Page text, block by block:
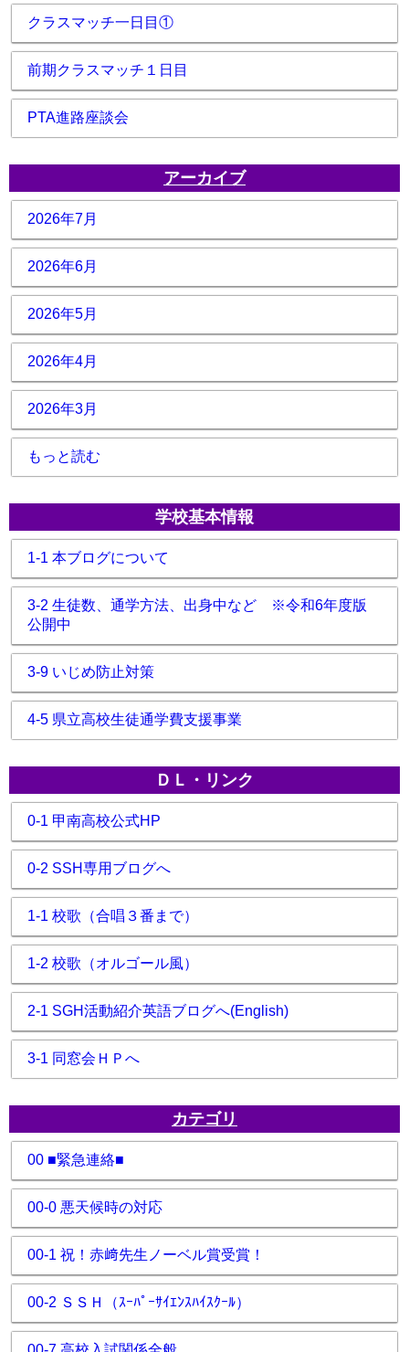
クラスマッチ一日目①
前期クラスマッチ１日目
PTA進路座談会
アーカイブ
2026年7月
2026年6月
2026年5月
2026年4月
2026年3月
もっと読む
学校基本情報
1-1 本ブログについて
3-2 生徒数、通学方法、出身中など ※令和6年度版
公開中
3-9 いじめ防止対策
4-5 県立高校生徒通学費支援事業
ＤＬ・リンク
0-1 甲南高校公式HP
0-2 SSH専用ブログへ
1-1 校歌（合唱３番まで）
1-2 校歌（オルゴール風）
2-1 SGH活動紹介英語ブログへ(English)
3-1 同窓会ＨＰへ
カテゴリ
00 ■緊急連絡■
00-0 悪天候時の対応
00-1 祝！赤﨑先生ノーベル賞受賞！
00-2 ＳＳＨ（ｽｰﾊﾟｰｻｲｴﾝｽﾊｲｽｸｰﾙ）